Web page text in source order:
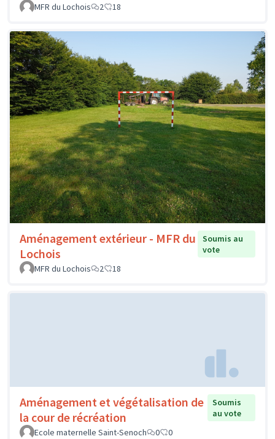
MFR du Lochois
2 18
Aménagement extérieur - MFR du
Lochois
Soumis au
vote
MFR du Lochois
2 18
Aménagement et végétalisation de
la cour de récréation
Soumis
au vote
Ecole maternelle Saint-Senoch
0 0